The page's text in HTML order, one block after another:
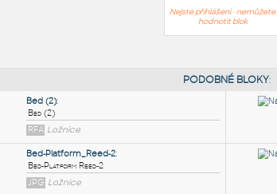
Nejste přihlášeni - nemůžete
hodnotit blok